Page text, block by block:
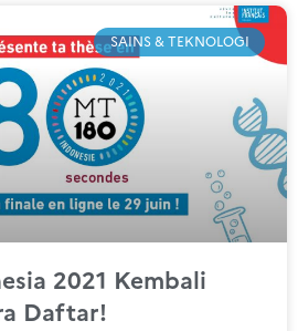
SAINS & TEKNOLOGI
2021 Kembali
Daftar!